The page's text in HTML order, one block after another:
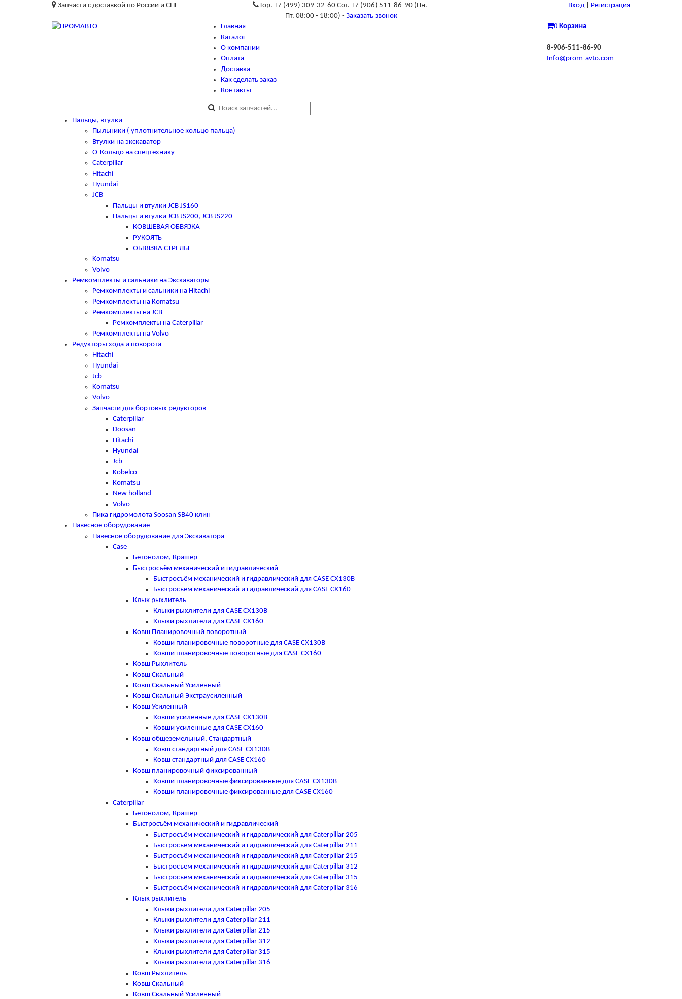
Запчасти с доставкой по России и СНГ Гор. +7 (499) 309-32-60 Сот. +7 (906) 511-86-90 (Пн.-
Пт. 08:00 - 18:00) - Заказать звонок
Вход Регистрация
Главная
Каталог
О компании
Оплата
Доставка
Как сделать заказ
Контакты
0 Корзина
8-906-511-86-90
Info@prom-avto.com
Пальцы, втулки
Пыльники ( уплотнительное кольцо пальца)
Втулки на экскаватор
О-Кольцо на спецтехнику
Caterpillar
Hitachi
Hyundai
JCB
Пальцы и втулки JCB JS160
Пальцы и втулки JCB JS200, JCB JS220
КОВШЕВАЯ ОБВЯЗКА
РУКОЯТЬ
ОБВЯЗКА СТРЕЛЫ
Komatsu
Volvo
Ремкомплекты и сальники на Экскаваторы
Ремкомплекты и сальники на Hitachi
Ремкомплекты на Komatsu
Ремкомплекты на JCB
Ремкомплекты на Caterpillar
Ремкомплекты на Volvo
Редукторы хода и поворота
Hitachi
Hyundai
Jcb
Komatsu
Volvo
Запчасти для бортовых редукторов
Caterpillar
Doosan
Hitachi
Hyundai
Jcb
Kobelco
Komatsu
New holland
Volvo
Пика гидромолота Soosan SB40 клин
Навесное оборудование
Навесное оборудование для Экскаватора
Case
Бетонолом, Крашер
Быстросъём механический и гидравлический
Быстросъём механический и гидравлический для CASE CX130B
Быстросъём механический и гидравлический для CASE CX160
Клык рыхлитель
Клыки рыхлители для CASE CX130B
Клыки рыхлители для CASE CX160
Ковш Планировочный поворотный
Ковши планировочные поворотные для CASE CX130B
Ковши планировочные поворотные для CASE CX160
Ковш Рыхлитель
Ковш Скальный
Ковш Скальный Усиленный
Ковш Скальный Экстраусиленный
Ковш Усиленный
Ковши усиленные для CASE CX130B
Ковши усиленные для CASE CX160
Ковш общеземельный, Стандартный
Ковш стандартный для CASE CX130B
Ковш стандартный для CASE CX160
Ковш планировочный фиксированный
Ковши планировочные фиксированные для CASE CX130B
Ковши планировочные фиксированные для CASE CX160
Caterpillar
Бетонолом, Крашер
Быстросъём механический и гидравлический
Быстросъём механический и гидравлический для Caterpillar 205
Быстросъём механический и гидравлический для Caterpillar 211
Быстросъём механический и гидравлический для Caterpillar 215
Быстросъём механический и гидравлический для Caterpillar 312
Быстросъём механический и гидравлический для Caterpillar 315
Быстросъём механический и гидравлический для Caterpillar 316
Клык рыхлитель
Клыки рыхлители для Caterpillar 205
Клыки рыхлители для Caterpillar 211
Клыки рыхлители для Caterpillar 215
Клыки рыхлители для Caterpillar 312
Клыки рыхлители для Caterpillar 315
Клыки рыхлители для Caterpillar 316
Ковш Рыхлитель
Ковш Скальный
Ковш Скальный Усиленный